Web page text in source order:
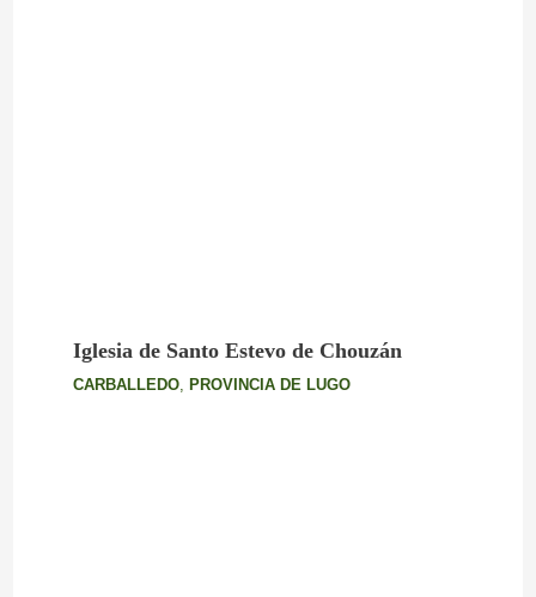
Iglesia de Santo Estevo de Chouzán
CARBALLEDO, PROVINCIA DE LUGO